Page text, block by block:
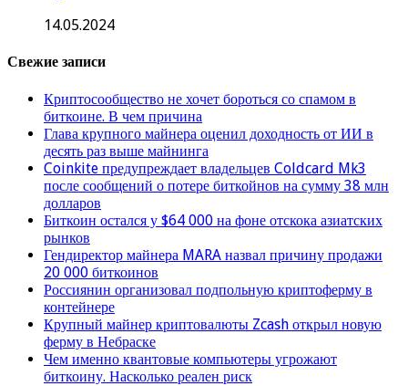
14.05.2024
Свежие записи
Криптосообщество не хочет бороться со спамом в
биткоине. В чем причина
Глава крупного майнера оценил доходность от ИИ в
десять раз выше майнинга
Coinkite предупреждает владельцев Coldcard Mk3
после сообщений о потере биткойнов на сумму 38 млн
долларов
Биткоин остался у $64 000 на фоне отскока азиатских
рынков
Гендиректор майнера MARA назвал причину продажи
20 000 биткоинов
Россиянин организовал подпольную криптоферму в
контейнере
Крупный майнер криптовалюты Zcash открыл новую
ферму в Небраске
Чем именно квантовые компьютеры угрожают
биткоину. Насколько реален риск